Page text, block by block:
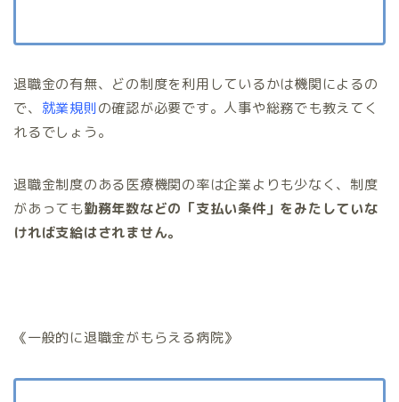
退職金の有無、どの制度を利用しているかは機関によるの
で、 就業規則の確認が必要です。人事や総務でも教えてく
れるでしょう。
退職金制度のある医療機関の率は企業よりも少なく、制度
があっても勤務年数などの「支払い条件」をみたしていな
ければ支給はされません。
《一般的に退職金がもらえる病院》